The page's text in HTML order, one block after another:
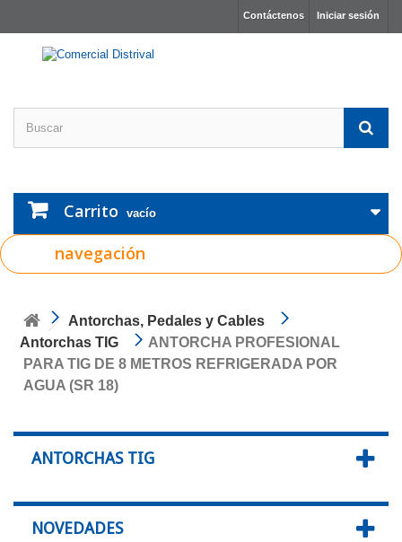
Iniciar sesión
Contáctenos
Carrito vacío
navegación
Antorchas, Pedales y Cables
Antorchas TIG
ANTORCHA PROFESIONAL
PARA TIG DE 8 METROS REFRIGERADA POR
AGUA (SR 18)
ANTORCHAS TIG
NOVEDADES